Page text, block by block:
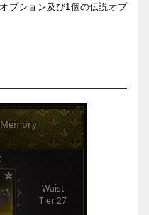
プション及び1 個の伝説 オプ